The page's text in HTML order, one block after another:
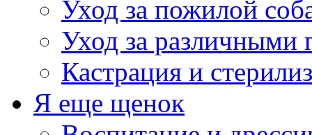
Уход за пожилой
Уход за различными
Кастрация и
Я еще щенок